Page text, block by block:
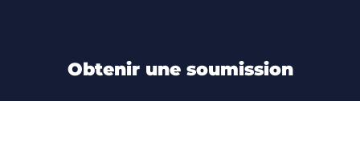
Obtenir une soumission